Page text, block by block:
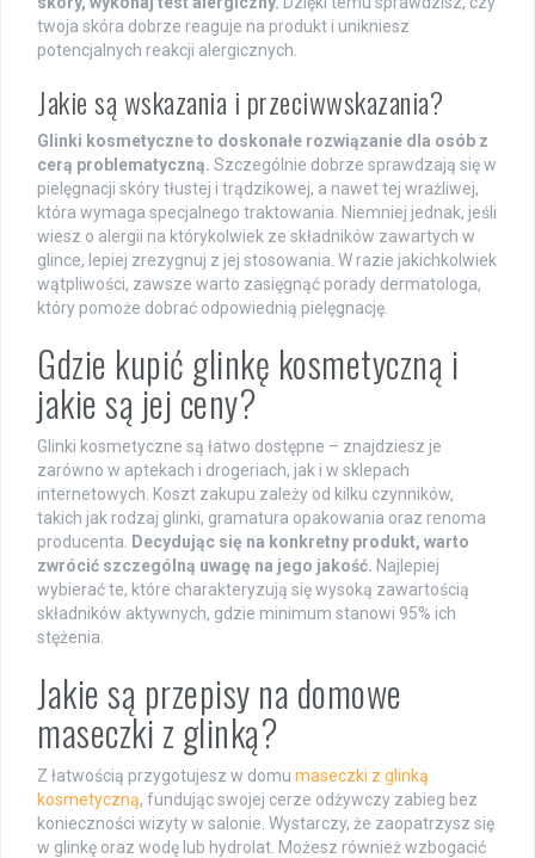
twoja skóra dobrze reaguje na produkt i unikniesz
potencjalnych reakcji alergicznych.
Jakie są wskazania i przeciwwskazania?
Glinki kosmetyczne to doskonałe rozwiązanie dla osób z
cerą problematyczną. Szczególnie dobrze sprawdzają się w
pielęgnacji skóry tłustej i trądzikowej, a nawet tej wrażliwej,
która wymaga specjalnego traktowania. Niemniej jednak, jeśli
wiesz o alergii na którykolwiek ze składników zawartych w
glince, lepiej zrezygnuj z jej stosowania. W razie jakichkolwiek
wątpliwości, zawsze warto zasięgnąć porady dermatologa,
który pomoże dobrać odpowiednią pielęgnację.
Gdzie kupić glinkę kosmetyczną i
jakie są jej ceny?
Glinki kosmetyczne są łatwo dostępne – znajdziesz je
zarówno w aptekach i drogeriach, jak i w sklepach
internetowych. Koszt zakupu zależy od kilku czynników,
takich jak rodzaj glinki, gramatura opakowania oraz renoma
producenta. Decydując się na konkretny produkt, warto
zwrócić szczególną uwagę na jego jakość. Najlepiej
wybierać te, które charakteryzują się wysoką zawartością
składników aktywnych, gdzie minimum stanowi 95% ich
stężenia.
Jakie są przepisy na domowe
maseczki z glinką?
Z łatwością przygotujesz w domu maseczki z glinką
kosmetyczną, fundując swojej cerze odżywczy zabieg bez
konieczności wizyty w salonie. Wystarczy, że zaopatrzysz się
w glinkę oraz wodę lub hydrolat. Możesz również wzbogacić